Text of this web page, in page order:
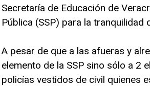
Secretaría de Educación de
Pública (SSP) para la tranquilidad
A pesar de que a las afueras y
elemento de la SSP sino sólo a 2
policías vestidos de civil quienes